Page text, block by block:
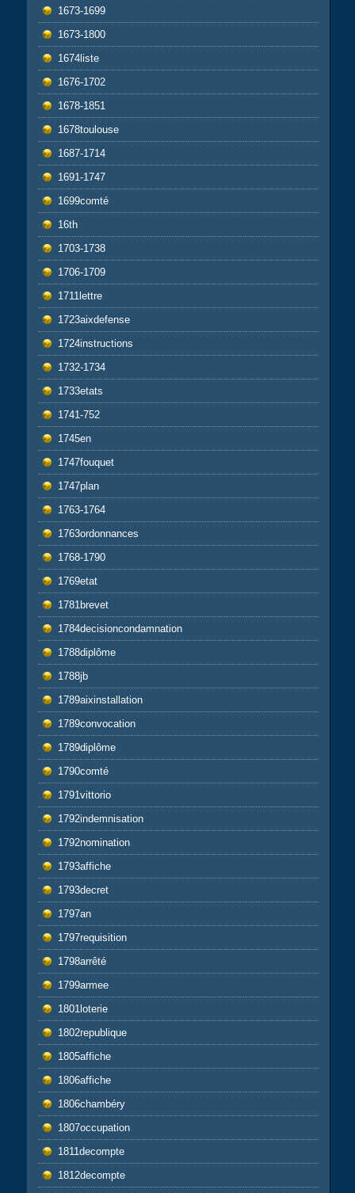
1673-1699
1673-1800
1674liste
1676-1702
1678-1851
1678toulouse
1687-1714
1691-1747
1699comté
16th
1703-1738
1706-1709
1711lettre
1723aixdefense
1724instructions
1732-1734
1733etats
1741-752
1745en
1747fouquet
1747plan
1763-1764
1763ordonnances
1768-1790
1769etat
1781brevet
1784decisioncondamnation
1788diplôme
1788jb
1789aixinstallation
1789convocation
1789diplôme
1790comté
1791vittorio
1792indemnisation
1792nomination
1793affiche
1793decret
1797an
1797requisition
1798arrêté
1799armee
1801loterie
1802republique
1805affiche
1806affiche
1806chambéry
1807occupation
1811decompte
1812decompte